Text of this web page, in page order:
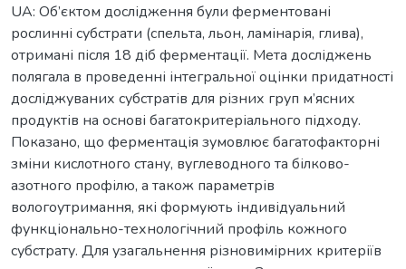
UA: Об’єктом дослідження були ферментовані
рослинні субстрати (спельта, льон, ламінарія, глива),
отримані після 18 діб ферментації. Мета досліджень
полягала в проведенні інтегральної оцінки придатності
досліджуваних субстратів для різних груп м’ясних
продуктів на основі багатокритеріального підходу.
Показано, що ферментація зумовлює багатофакторні
зміни кислотного стану, вуглеводного та білково-
азотного профілю, а також параметрів
вологоутримання, які формують індивідуальний
функціонально-технологічний профіль кожного
субстрату. Для узагальнення різновимірних критеріїв